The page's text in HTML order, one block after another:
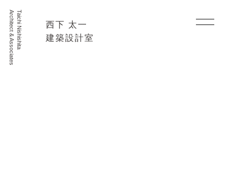
Taichi Nishishita
Architect & Associates
西下 太一
建築設計室